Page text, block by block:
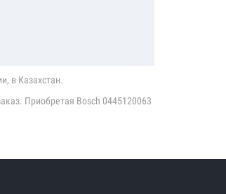
в Казахстан.
Приобретая Bosch 0445120063